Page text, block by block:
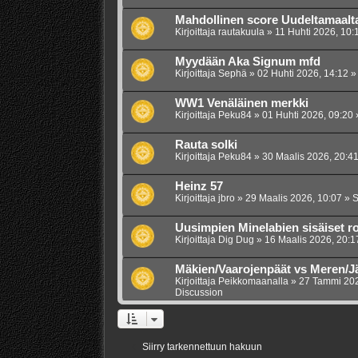
Mahdollinen score
Kirjoittaja rautakuula» 11 Huhti 2026,
Myydään Aka Signum mfd
Kirjoittaja Sephä» 02 Huhti 2026, 14:12
WW1 Venäläinen merkki
Kirjoittaja Peku84» 01 Huhti 2026, 09:20
Rauta solki
Kirjoittaja Peku84» 30 Maalis 2026, 20:41
Heinz 57
Kirjoittaja jbro » 29 Maalis 2026, 10:07 »
Uusimpien Minelabien sisäiset
Kirjoittaja Dig Dug » 16 Maalis 2026,
Mäkien/Vaarojenpäät vs Meren/
Kirjoittaja Peikkomaanalla» 27 Tammi
Discussion
Siirry tarkennettuun hakuun